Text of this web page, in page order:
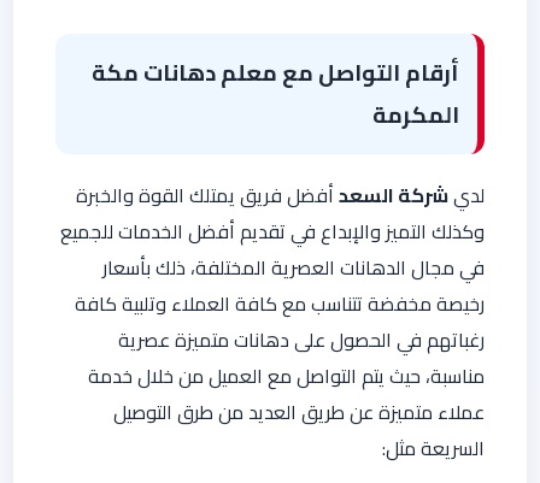
أرقام التواصل مع معلم دهانات مكة
المكرمة
لديشركة السعدأفضل فريق يمتلك القوة والخبرة
وكذلك التميز والإبداع في تقديم أفضل الخدمات للجميع
في مجال الدهانات العصرية المختلفة، ذلك بأسعار
رخيصة مخفضة تتناسب مع كافة العملاء وتلبية كافة
رغباتهم في الحصول على دهانات متميزة عصرية
مناسبة، حيث يتم التواصل مع العميل من خلال خدمة
عملاء متميزة عن طريق العديد من طرق التوصيل
السريعة مثل: